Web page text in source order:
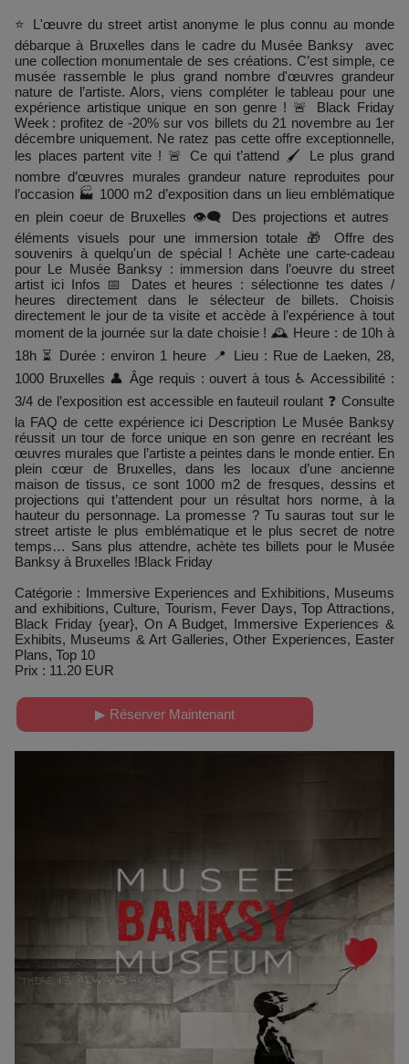
⭐ L'œuvre du street artist anonyme le plus connu au monde
débarque à Bruxelles dans le cadre du Musée Banksy avec
une collection monumentale de ses créations. C’est simple, ce
musée rassemble le plus grand nombre d'œuvres grandeur
nature de l’artiste. Alors, viens compléter le tableau pour une
expérience artistique unique en son genre ! 🚨 Black Friday
Week : profitez de -20% sur vos billets du 21 novembre au 1er
décembre uniquement. Ne ratez pas cette offre exceptionnelle,
les places partent vite ! 🚨 Ce qui t’attend 🖌️ Le plus grand
nombre d’œuvres murales grandeur nature reproduites pour
l’occasion 🏭 1000 m2 d’exposition dans un lieu emblématique
en plein coeur de Bruxelles 👁️‍🗨️ Des projections et autres
éléments visuels pour une immersion totale 🎁 Offre des
souvenirs à quelqu'un de spécial ! Achète une carte-cadeau
pour Le Musée Banksy : immersion dans l’oeuvre du street
artist ici Infos 📅 Dates et heures : sélectionne tes dates /
heures directement dans le sélecteur de billets. Choisis
directement le jour de ta visite et accède à l’expérience à tout
moment de la journée sur la date choisie ! 🕰️ Heure : de 10h à
18h ⏳ Durée : environ 1 heure 📍 Lieu : Rue de Laeken, 28,
1000 Bruxelles 👤 Âge requis : ouvert à tous ♿ Accessibilité :
3/4 de l’exposition est accessible en fauteuil roulant ❓ Consulte
la FAQ de cette expérience ici Description Le Musée Banksy
réussit un tour de force unique en son genre en recréant les
œuvres murales que l’artiste a peintes dans le monde entier. En
plein cœur de Bruxelles, dans les locaux d’une ancienne
maison de tissus, ce sont 1000 m2 de fresques, dessins et
projections qui t’attendent pour un résultat hors norme, à la
hauteur du personnage. La promesse ? Tu sauras tout sur le
street artiste le plus emblématique et le plus secret de notre
temps… Sans plus attendre, achète tes billets pour le Musée
Banksy à Bruxelles !Black Friday
Catégorie : Immersive Experiences and Exhibitions, Museums
and exhibitions, Culture, Tourism, Fever Days, Top Attractions,
Black Friday {year}, On A Budget, Immersive Experiences &
Exhibits, Museums & Art Galleries, Other Experiences, Easter
Plans, Top 10
Prix : 11.20 EUR
▶ Réserver Maintenant